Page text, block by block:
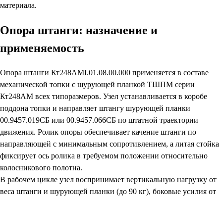
материала.
Опора штанги: назначение и
применяемость
Опора штанги Кт248АМI.01.08.00.000 применяется в составе
механической топки с шурующей планкой ТШПМ серии
Кт248АМ всех типоразмеров. Узел устанавливается в коробе
поддона топки и направляет штангу шурующей планки
00.9457.019СБ или 00.9457.066СБ по штатной траектории
движения. Ролик опоры обеспечивает качение штанги по
направляющей с минимальным сопротивлением, а литая стойка
фиксирует ось ролика в требуемом положении относительно
колосникового полотна.
В рабочем цикле узел воспринимает вертикальную нагрузку от
веса штанги и шурующей планки (до 90 кг), боковые усилия от